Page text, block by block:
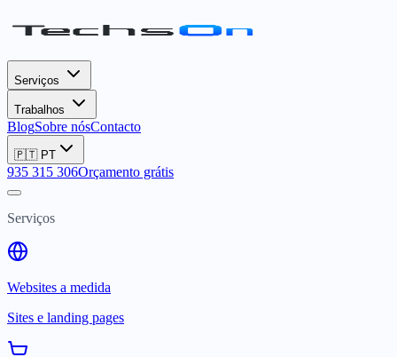
Serviços
Trabalhos
BlogSobre nósContacto
🇵🇹 PT
935 315 306Orçamento grátis
Serviços
Websites a medida
Sites e landing pages